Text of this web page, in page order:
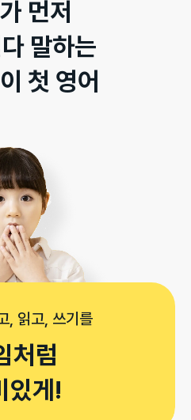
먼저
말하는
첫 영어
, 읽고, 쓰기를
처럼
있게!